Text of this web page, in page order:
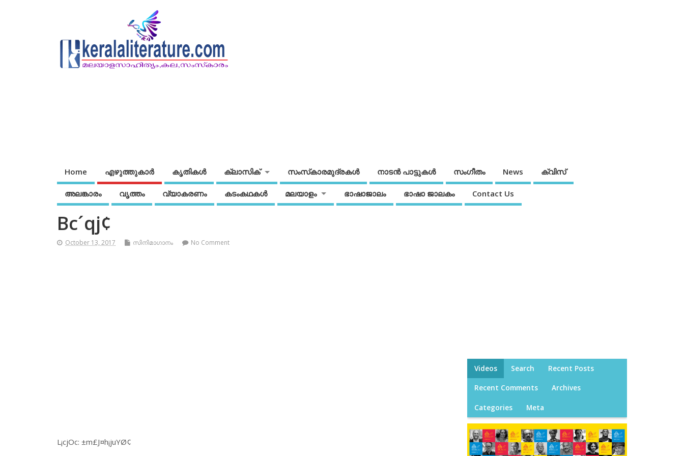
Home എഴുത്തുകാര്‍ കൃതികൾ ക്ലാസിക് സംസ്‌കാരമുദ്രകള്‍ നാടന്‍ പാട്ടുകള്‍ സംഗീതം News ക്വിസ്
അലങ്കാരം വൃത്തം വ്യാകരണം കടംകഥകള്‍ മലയാളം ഭാഷാജാലം ഭാഷാ ജാലകം Contact Us
Bc´qj¢
October 13, 2017 സിനിമാഗാനം No Comment
L¡cjOc: ±m£J¤h¡juYØ¢
Videos Search Recent Posts
Recent Comments Archives
Categories Meta